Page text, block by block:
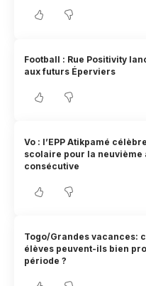
Football : Rue Positivity
aux futurs Éperviers
Vo : l’EPP Atikpamé
scolaire pour la neuvième
consécutive
Togo/Grandes vacances:
élèves peuvent-ils bien
période ?